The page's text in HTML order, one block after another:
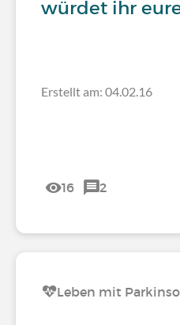
würdet ihr
Erstellt am: 04.02.16
16 2
Leben mit